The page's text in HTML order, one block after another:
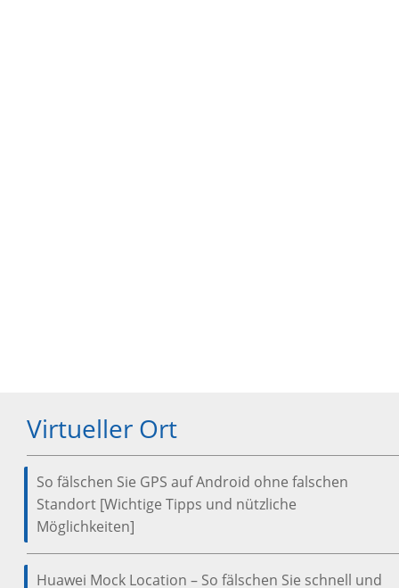
Virtueller Ort
So fälschen Sie GPS auf Android ohne falschen
Standort [Wichtige Tipps und nützliche
Möglichkeiten]
Huawei Mock Location – So fälschen Sie schnell und